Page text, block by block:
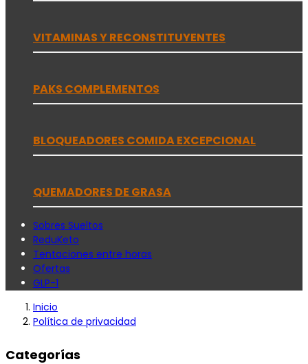
VITAMINAS Y RECONSTITUYENTES
PAKS COMPLEMENTOS
BLOQUEADORES COMIDA EXCEPCIONAL
QUEMADORES DE GRASA
Sobres Sueltos
ReduKeto
Tentaciones entre horas
Ofertas
GLP-1
Inicio
Política de privacidad
Categorías